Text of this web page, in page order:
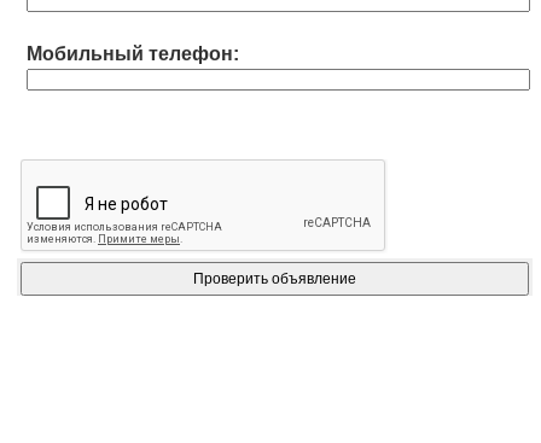
Мобильный телефон: